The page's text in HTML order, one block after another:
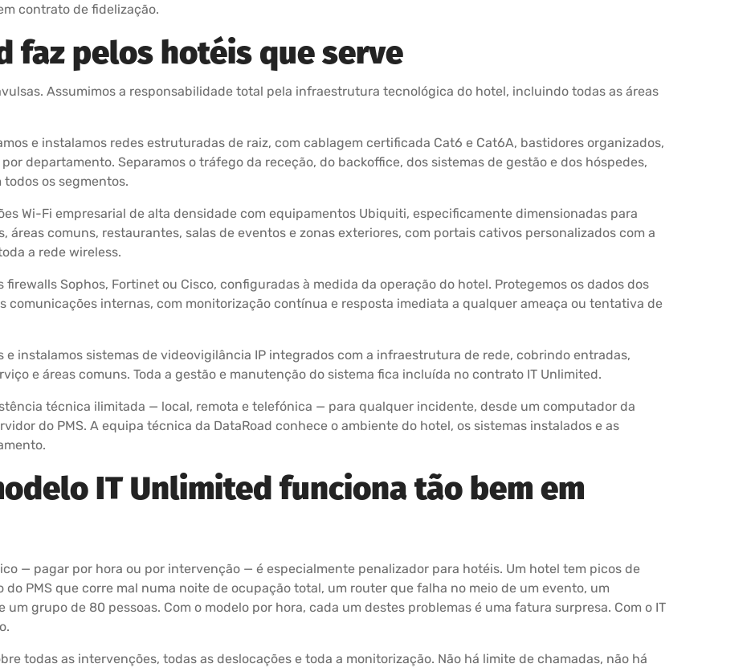
contrato de fidelização.
faz pelos hotéis que serve
Assumimos a responsabilidade total pela infraestrutura tecnológica do hotel, incluindo todas as áreas
e instalamos redes estruturadas de raiz, com cablagem certificada Cat6 e Cat6A, bastidores organizados,
departamento. Separamos o tráfego da receção, do backoffice, dos sistemas de gestão e dos hóspedes,
os segmentos.
Wi-Fi empresarial de alta densidade com equipamentos Ubiquiti, especificamente dimensionadas para
áreas comuns, restaurantes, salas de eventos e zonas exteriores, com portais cativos personalizados com a
a rede wireless.
Sophos, Fortinet ou Cisco, configuradas à medida da operação do hotel. Protegemos os dados dos
comunicações internas, com monitorização contínua e resposta imediata a qualquer ameaça ou tentativa de
e instalamos sistemas de videovigilância IP integrados com a infraestrutura de rede, cobrindo entradas,
e áreas comuns. Toda a gestão e manutenção do sistema fica incluída no contrato IT Unlimited.
técnica ilimitada — local, remota e telefónica — para qualquer incidente, desde um computador da
do PMS. A equipa técnica da DataRoad conhece o ambiente do hotel, os sistemas instalados e as
IT Unlimited funciona tão bem em
— pagar por hora ou por intervenção — é especialmente penalizador para hotéis. Um hotel tem picos de
PMS que corre mal numa noite de ocupação total, um router que falha no meio de um evento, um
grupo de 80 pessoas. Com o modelo por hora, cada um destes problemas é uma fatura surpresa. Com o IT
todas as intervenções, todas as deslocações e toda a monitorização. Não há limite de chamadas, não há